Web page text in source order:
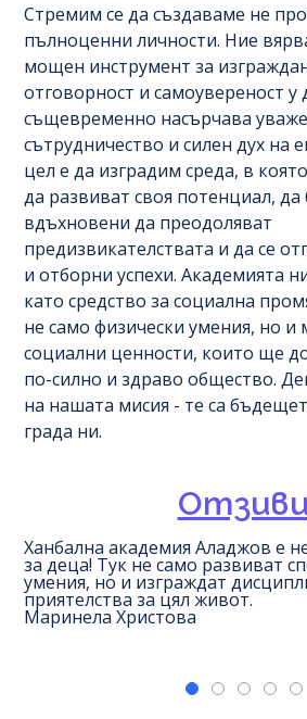
Стремим се да създаваме не
пълноценни личности. Ние
мощен инструмент за
отговорност и самоувереност у
същевременно насърчава
сътрудничество и силен дух на
цел е да изградим среда, в
да развиват своя потенциал, да
вдъхновени да преодоляват
предизвикателствата и да се
и отборни успехи. Академията
като средство за социална
не само физически умения, но и
социални ценности, които ще
по-силно и здраво общество.
на нашата мисия - те са
града ни.
Отзиви
Ханбална академия Аладжов е
за деца! Тук не само развиват
умения, но и изграждат
приятелства за цял живот.
Маринела Христова